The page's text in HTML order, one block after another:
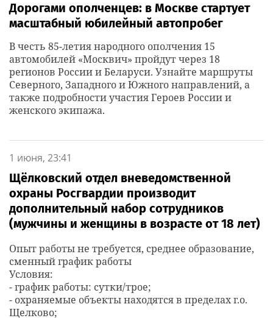
Дорогами ополченцев: в Москве стартует
масштабный юбилейный автопробег
В честь 85-летия народного ополчения 15
автомобилей «Москвич» пройдут через 18
регионов России и Беларуси. Узнайте маршруты
Северного, Западного и Южного направлений, а
также подробности участия Героев России и
женского экипажа.
1 июня, 23:41
Щёлковский отдел вневедомственной
охраны Росгвардии производит
дополнительный набор сотрудников
(мужчины и женщины в возрасте от 18 лет)
Опыт работы не требуется, среднее образование,
сменный график работы
Условия:
- график работы: сутки/трое;
- охраняемые объекты находятся в пределах г.о.
Щелково;